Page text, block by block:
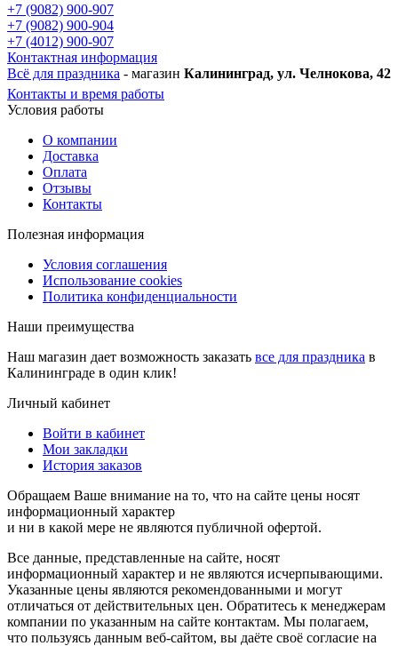
+7 (9082) 900-907
+7 (9082) 900-904
+7 (4012) 900-907
Контактная информация
Всё для праздника - магазин Калининград, ул. Челнокова, 42
Контакты и время работы
Условия работы
О компании
Доставка
Оплата
Отзывы
Контакты
Полезная информация
Условия соглашения
Использование cookies
Политика конфиденциальности
Наши преимущества
Наш магазин дает возможность заказать все для праздника в
Калининграде в один клик!
Личный кабинет
Войти в кабинет
Мои закладки
История заказов
Обращаем Ваше внимание на то, что на сайте цены носят
информационный характер
и ни в какой мере не являются публичной офертой.
Все данные, представленные на сайте, носят
информационный характер и не являются исчерпывающими.
Указанные цены являются рекомендованными и могут
отличаться от действительных цен. Обратитесь к менеджерам
компании по указанным на сайте контактам. Мы полагаем,
что пользуясь данным веб-сайтом, вы даёте своё согласие на